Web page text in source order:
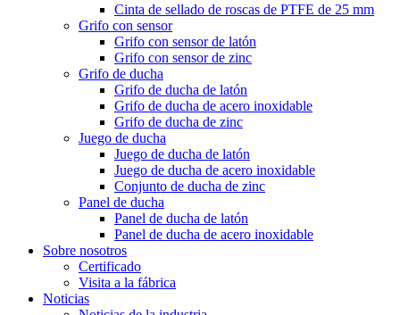
Cinta de sellado de roscas de PTFE de 25 mm
Grifo con sensor
Grifo con sensor de latón
Grifo con sensor de zinc
Grifo de ducha
Grifo de ducha de latón
Grifo de ducha de acero inoxidable
Grifo de ducha de zinc
Juego de ducha
Juego de ducha de latón
Juego de ducha de acero inoxidable
Conjunto de ducha de zinc
Panel de ducha
Panel de ducha de latón
Panel de ducha de acero inoxidable
Sobre nosotros
Certificado
Visita a la fábrica
Noticias